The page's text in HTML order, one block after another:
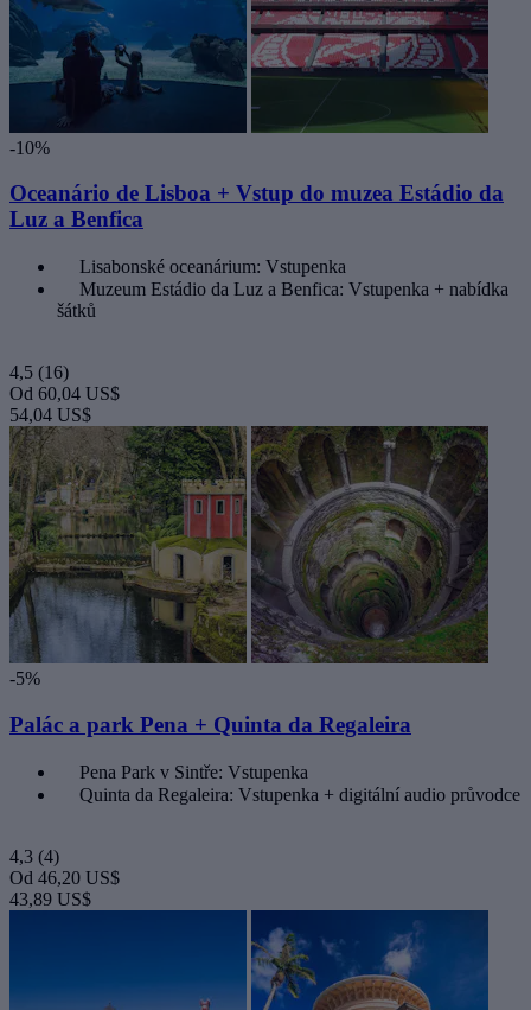
-10%
Oceanário de Lisboa + Vstup do muzea Estádio da
Luz a Benfica
Lisabonské oceanárium: Vstupenka
Muzeum Estádio da Luz a Benfica: Vstupenka + nabídka
šátků
4,5 (16)
Od 60,04 US$
54,04 US$
-5%
Palác a park Pena + Quinta da Regaleira
Pena Park v Sintře: Vstupenka
Quinta da Regaleira: Vstupenka + digitální audio průvodce
4,3 (4)
Od 46,20 US$
43,89 US$